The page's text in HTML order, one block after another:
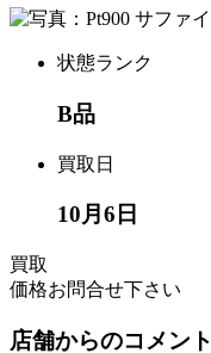
状態ランク
B品
買取日
10月6日
買取
価格お問合せ下さい
店舗からのコメント